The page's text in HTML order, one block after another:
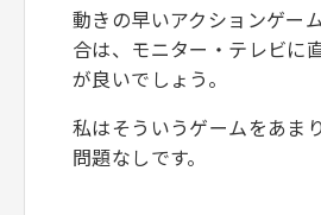
動きの早いアクションゲー
合は、モニター・テレビに
が良いでしょう。
私はそういうゲームをあま
問題なしです。